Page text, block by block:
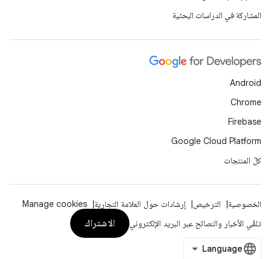
المشاركة في الدراسات البحثية
Android
Chrome
Firebase
Google Cloud Platform
كلّ المنتجات
الخصوصية الترخيص إرشادات حول العلامة التجارية
Manage cookies
تلقّي الأخبار والنصائح عبر البريد الإلكتروني
الاشتراك